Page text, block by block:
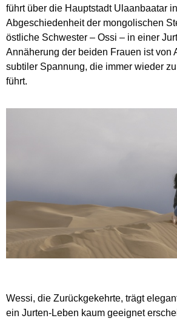
führt über die Hauptstadt Ulaanbaatar
Abgeschiedenheit der mongolischen
östliche Schwester – Ossi – in einer
Annäherung der beiden Frauen ist von
subtiler Spannung, die immer wieder
führt.
Wessi, die Zurückgekehrte, trägt
ein Jurten-Leben kaum geeignet